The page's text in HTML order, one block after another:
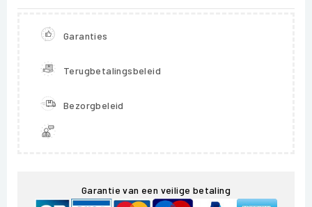
Garanties
Terugbetalingsbeleid
Bezorgbeleid
Garantie van een veilige betaling